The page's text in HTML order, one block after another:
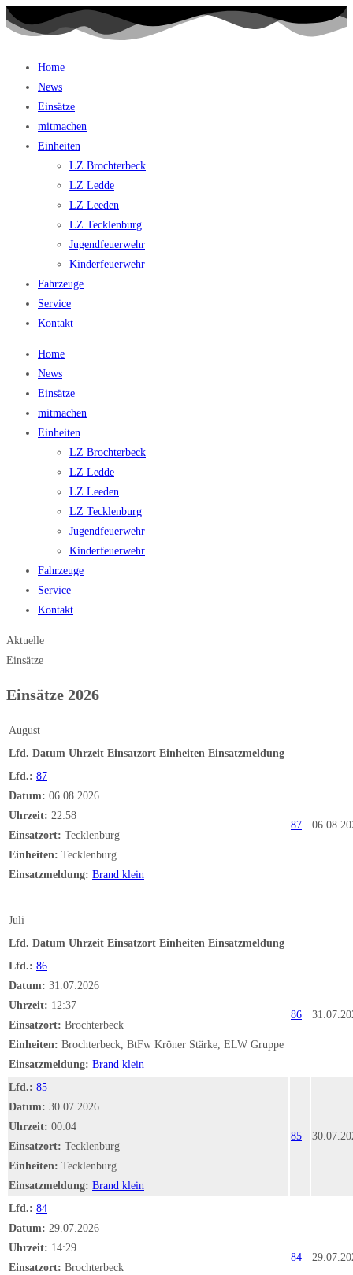
Home
News
Einsätze
mitmachen
Einheiten
LZ Brochterbeck
LZ Ledde
LZ Leeden
LZ Tecklenburg
Jugendfeuerwehr
Kinderfeuerwehr
Fahrzeuge
Service
Kontakt
Home
News
Einsätze
mitmachen
Einheiten
LZ Brochterbeck
LZ Ledde
LZ Leeden
LZ Tecklenburg
Jugendfeuerwehr
Kinderfeuerwehr
Fahrzeuge
Service
Kontakt
Aktuelle
Einsätze
Einsätze 2026
August
Lfd. Datum Uhrzeit Einsatzort Einheiten Einsatzmeldung
Lfd.: 87
Datum: 06.08.2026
Uhrzeit: 22:58
Einsatzort: Tecklenburg
Einheiten: Tecklenburg
Einsatzmeldung: Brand klein
87
Juli
Lfd. Datum Uhrzeit Einsatzort Einheiten Einsatzmeldung
Lfd.: 86
Datum: 31.07.2026
Uhrzeit: 12:37
Einsatzort: Brochterbeck
Einheiten: Brochterbeck, BtFw Kröner Stärke, ELW Gruppe
Einsatzmeldung: Brand klein
86
Lfd.: 85
Datum: 30.07.2026
Uhrzeit: 00:04
Einsatzort: Tecklenburg
Einheiten: Tecklenburg
Einsatzmeldung: Brand klein
85
Lfd.: 84
Datum: 29.07.2026
Uhrzeit: 14:29
Einsatzort: Brochterbeck
84